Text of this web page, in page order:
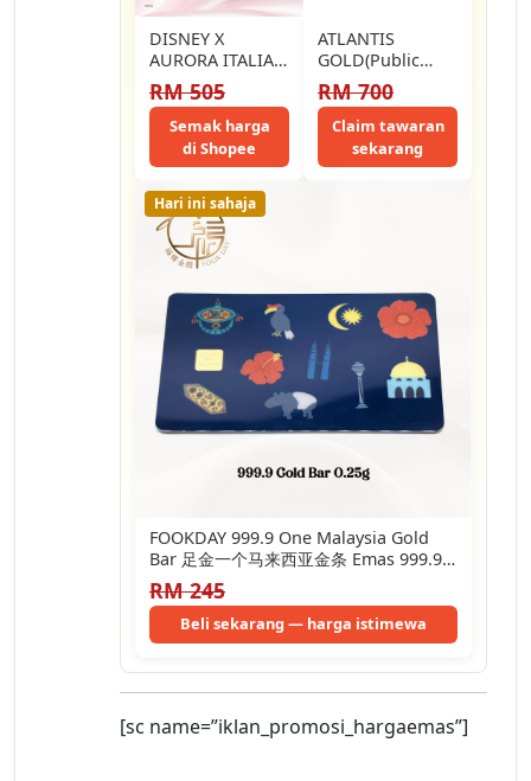
DISNEY X
AURORA ITALIA
(0.5g) 999.9
Disney 2023
Limited Edition
Gold Bar…
RM 505
Semak harga
di Shopee
ATLANTIS
GOLD(Public
Gold Bullion Bar
PG 1g (Au 999.9)
24K - Purple…
RM 700
Claim tawaran
sekarang
Hari ini sahaja
FOOKDAY 999.9 One Malaysia Gold
Bar 足金一个马来西亚金条 Emas 999.9
Jongkong Satu Malaysia…
RM 245
Beli sekarang — harga istimewa
[sc name=”iklan_promosi_hargaemas”]